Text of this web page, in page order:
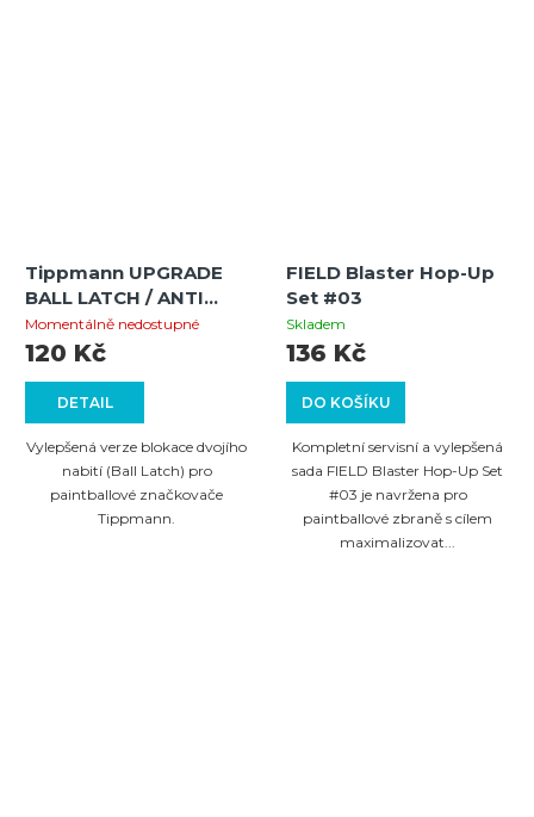
Tippmann UPGRADE
BALL LATCH / ANTI
DOUBLE FEED (FA-18) -
GREEN
Momentálně nedostupné
DETAIL
120 Kč
Vylepšená verze blokace dvojího
nabití (Ball Latch) pro
paintballové značkovače
Tippmann.
FIELD Blaster Hop-Up
Set #03
Skladem
DO KOŠÍKU
136 Kč
Kompletní servisní a vylepšená
sada FIELD Blaster Hop-Up Set
#03 je navržena pro
paintballové zbraně s cílem
maximalizovat...